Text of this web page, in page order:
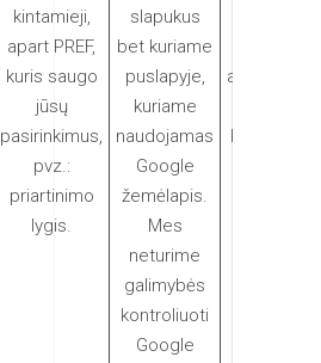
kintamieji,
apart PREF,
kuris saugo
jūsų
pasirinkimus,
pvz.:
priartinimo
lygis.
slapukus
bet kuriame
puslapyje,
kuriame
naudojamas
Google
žemėlapis.
Mes
neturime
galimybės
kontroliuoti
Google
kuriame yra